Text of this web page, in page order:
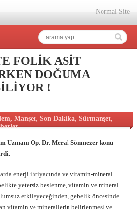
Normal Site
FOLİK ASİT
DOĞUMA
!
, Manşet, Son Dakika, Sürmanşet,
Uzmanı Op. Dr. Meral Sönmezer konu
enerji ihtiyacında ve vitamin-mineral
yetersiz beslenme, vitamin ve mineral
etkileyeceğinden, gebelik öncesinde
vitamin ve minerallerin belirlenmesi ve